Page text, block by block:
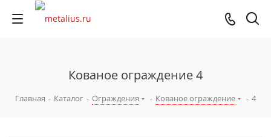
Кованое ограждение 4
Главная - Каталог - Ограждения - Кованое ограждение - 4